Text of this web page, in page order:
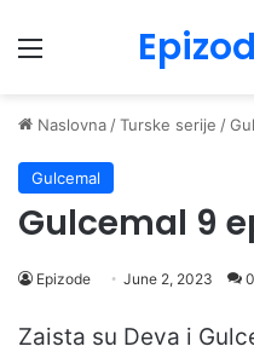
Menu
Naslovna /Turske serije /
Gulcemal
Gulcemal 9
Epizode June 2, 2023 0
Zaista su Deva i